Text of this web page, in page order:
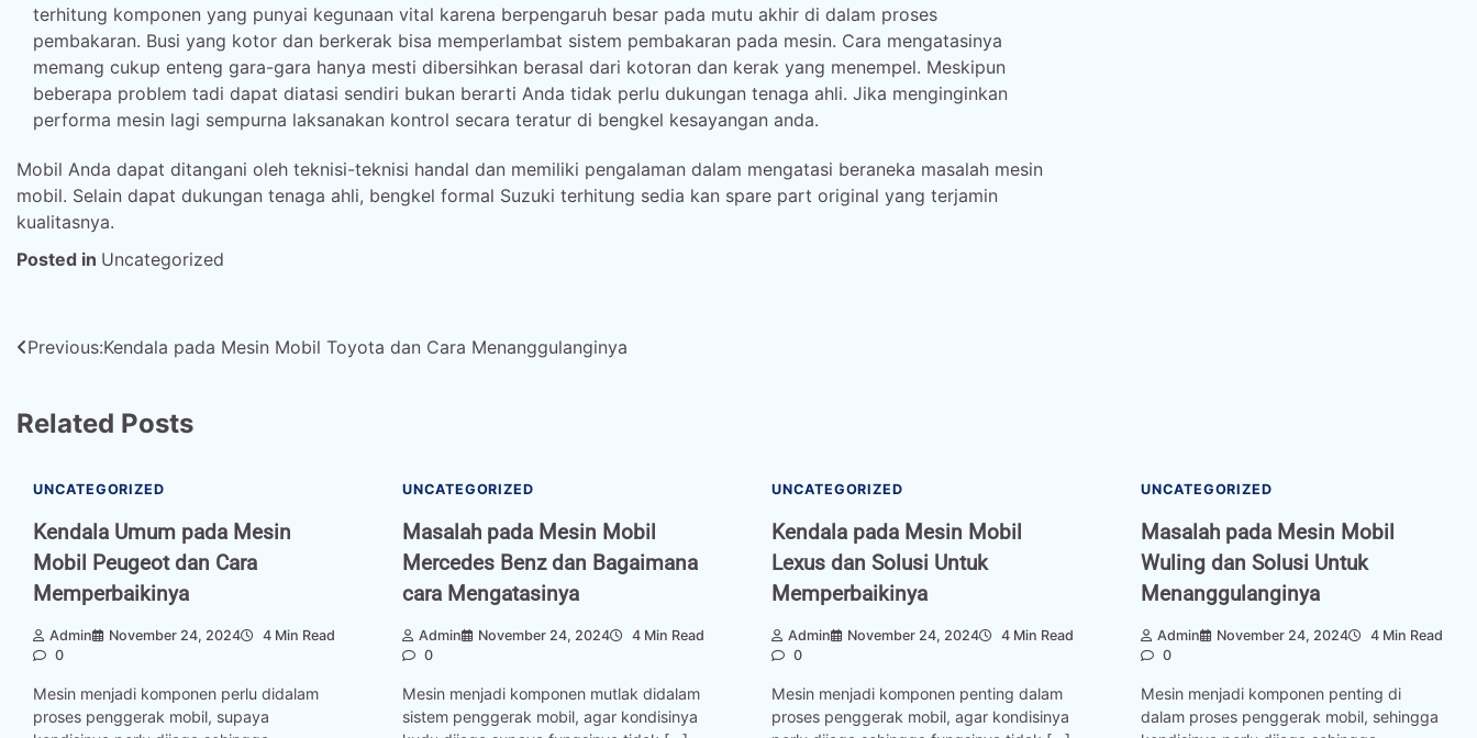
terhitung komponen yang punyai kegunaan vital karena berpengaruh besar pada mutu akhir di dalam proses
pembakaran. Busi yang kotor dan berkerak bisa memperlambat sistem pembakaran pada mesin. Cara mengatasinya
memang cukup enteng gara-gara hanya mesti dibersihkan berasal dari kotoran dan kerak yang menempel. Meskipun
beberapa problem tadi dapat diatasi sendiri bukan berarti Anda tidak perlu dukungan tenaga ahli. Jika menginginkan
performa mesin lagi sempurna laksanakan kontrol secara teratur di bengkel kesayangan anda.
Mobil Anda dapat ditangani oleh teknisi-teknisi handal dan memiliki pengalaman dalam mengatasi beraneka masalah mesin
mobil. Selain dapat dukungan tenaga ahli, bengkel formal Suzuki terhitung sedia kan spare part original yang terjamin
kualitasnya.
Posted in Uncategorized
Post
Previous:Kendala pada Mesin Mobil Toyota dan Cara Menanggulanginya
Related Posts
UNCATEGORIZED
Kendala Umum pada Mesin
Mobil Peugeot dan Cara
Memperbaikinya
Admin November 24, 2024
4 Min Read
0
Mesin menjadi komponen perlu didalam
proses penggerak mobil, supaya
UNCATEGORIZED
Masalah pada Mesin Mobil
Mercedes Benz dan Bagaimana
cara Mengatasinya
Admin November 24, 2024
4 Min Read
0
Mesin menjadi komponen mutlak didalam
sistem penggerak mobil, agar kondisinya
UNCATEGORIZED
Kendala pada Mesin Mobil
Lexus dan Solusi Untuk
Memperbaikinya
Admin November 24, 2024
4 Min Read
0
Mesin menjadi komponen penting dalam
proses penggerak mobil, agar kondisinya
UNCATEGORIZED
Masalah pada Mesin Mobil
Wuling dan Solusi Untuk
Menanggulanginya
Admin November 24, 2024
4 Min Read
0
Mesin menjadi komponen penting di
dalam proses penggerak mobil, sehingga